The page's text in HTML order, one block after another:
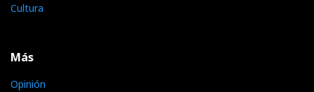
Cultura
Más
Opinión